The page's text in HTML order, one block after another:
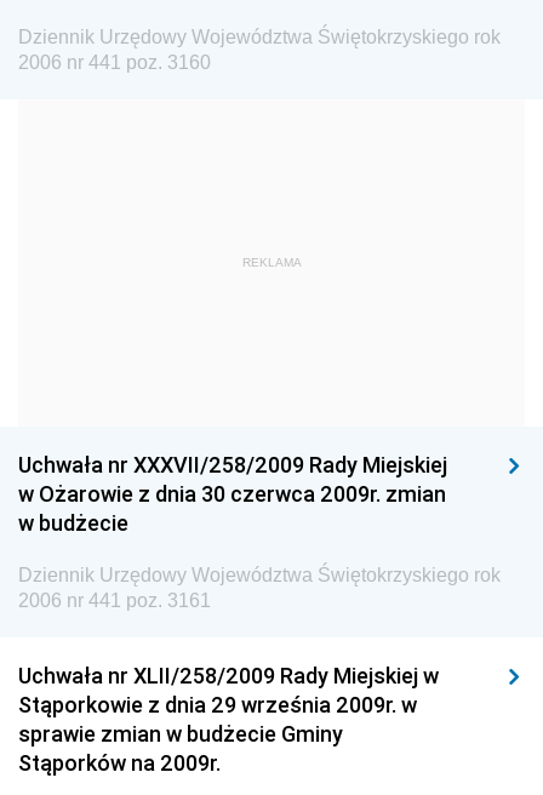
Dziennik Urzędowy Ministra Edukacji Narodowej
Dziennik Urzędowy Ministra Gospodarki Morskiej
Dziennik Urzędowy Ministra Kultury i Dziedzictwa
Dziennik Urzędowy Ministra Pracy i Polityki
Społecznej
Dziennik Urzędowy Urzędu Lotnictwa Cywilnego
Dziennik Urzędowy Ministerstwa Hutnictwa i
Przemysłu Maszynowego
Dziennik Urzędowy Ministerstwa Zdrowia i Opieki
Społecznej
Dziennik Urzędowy Województwa Świętokrzyskiego rok
2006 nr 441 poz. 3160
REKLAMA
Uchwała nr XXXVII/258/2009 Rady Miejskiej
w Ożarowie z dnia 30 czerwca 2009r. zmian
w budżecie
Dziennik Urzędowy Województwa Świętokrzyskiego rok
2006 nr 441 poz. 3161
Uchwała nr XLII/258/2009 Rady Miejskiej w
Stąporkowie z dnia 29 września 2009r. w
sprawie zmian w budżecie Gminy
Stąporków na 2009r.